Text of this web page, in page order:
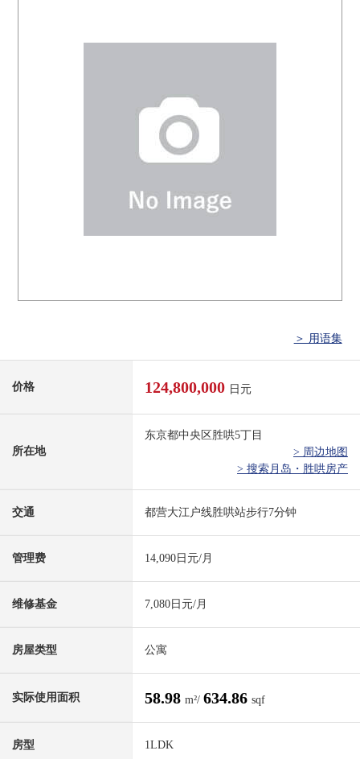
＞ 用语集
价格 124,800,000 日元
所在地
东京都中央区胜哄5丁目
> 周边地图
> 搜索月岛・胜哄房产
交通 都营大江户线胜哄站步行7分钟
管理费 14,090日元/月
维修基金 7,080日元/月
房屋类型 公寓
实际使用面积 58.98 m²/ 634.86 sqf
房型 1LDK